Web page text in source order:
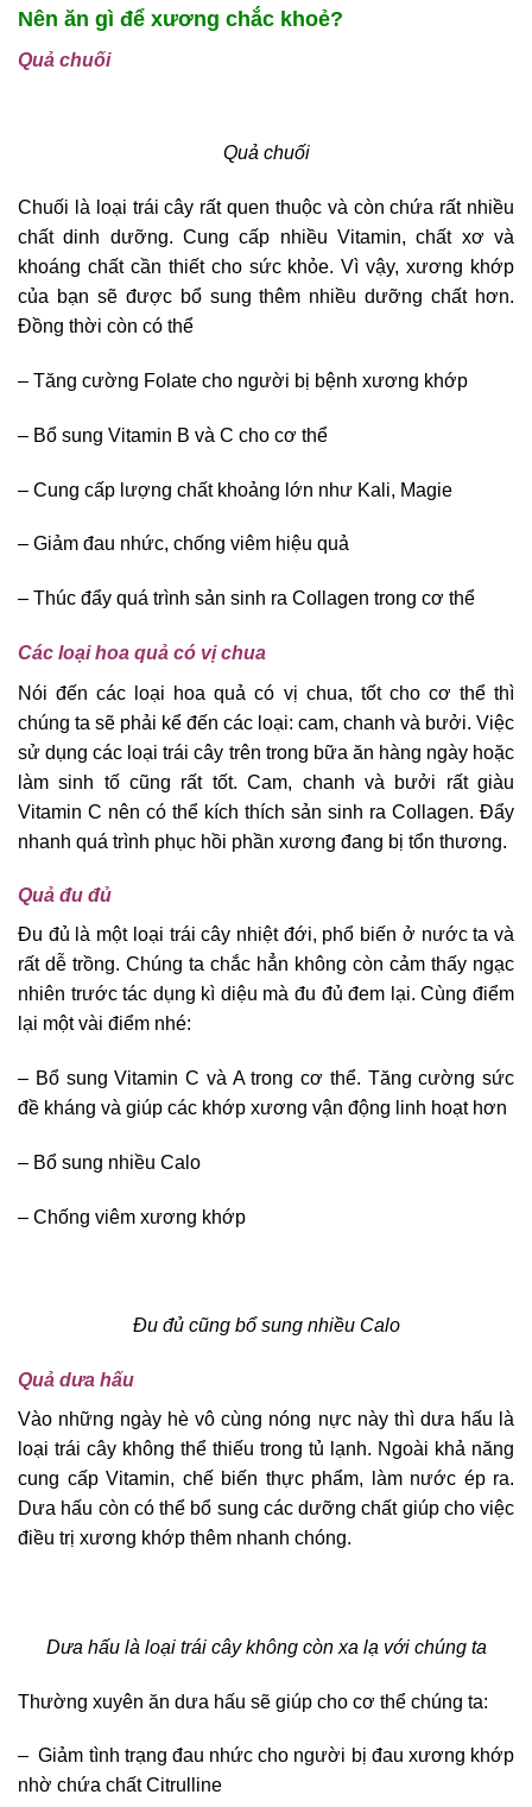
Nên ăn gì để xương chắc khoẻ?
Quả chuối
Quả chuối
Chuối là loại trái cây rất quen thuộc và còn chứa rất nhiều
chất dinh dưỡng. Cung cấp nhiều Vitamin, chất xơ và
khoáng chất cần thiết cho sức khỏe. Vì vậy, xương khớp
của bạn sẽ được bổ sung thêm nhiều dưỡng chất hơn.
Đồng thời còn có thể
– Tăng cường Folate cho người bị bệnh xương khớp
– Bổ sung Vitamin B và C cho cơ thể
– Cung cấp lượng chất khoảng lớn như Kali, Magie
– Giảm đau nhức, chống viêm hiệu quả
– Thúc đẩy quá trình sản sinh ra Collagen trong cơ thể
Các loại hoa quả có vị chua
Nói đến các loại hoa quả có vị chua, tốt cho cơ thể thì
chúng ta sẽ phải kể đến các loại: cam, chanh và bưởi. Việc
sử dụng các loại trái cây trên trong bữa ăn hàng ngày hoặc
làm sinh tố cũng rất tốt. Cam, chanh và bưởi rất giàu
Vitamin C nên có thể kích thích sản sinh ra Collagen. Đẩy
nhanh quá trình phục hồi phần xương đang bị tổn thương.
Quả đu đủ
Đu đủ là một loại trái cây nhiệt đới, phổ biến ở nước ta và
rất dễ trồng. Chúng ta chắc hẳn không còn cảm thấy ngạc
nhiên trước tác dụng kì diệu mà đu đủ đem lại. Cùng điểm
lại một vài điểm nhé:
– Bổ sung Vitamin C và A trong cơ thể. Tăng cường sức
đề kháng và giúp các khớp xương vận động linh hoạt hơn
– Bổ sung nhiều Calo
– Chống viêm xương khớp
Đu đủ cũng bổ sung nhiều Calo
Quả dưa hấu
Vào những ngày hè vô cùng nóng nực này thì dưa hấu là
loại trái cây không thể thiếu trong tủ lạnh. Ngoài khả năng
cung cấp Vitamin, chế biến thực phẩm, làm nước ép ra.
Dưa hấu còn có thể bổ sung các dưỡng chất giúp cho việc
điều trị xương khớp thêm nhanh chóng.
Dưa hấu là loại trái cây không còn xa lạ với chúng ta
Thường xuyên ăn dưa hấu sẽ giúp cho cơ thể chúng ta:
– Giảm tình trạng đau nhức cho người bị đau xương khớp
nhờ chứa chất Citrulline